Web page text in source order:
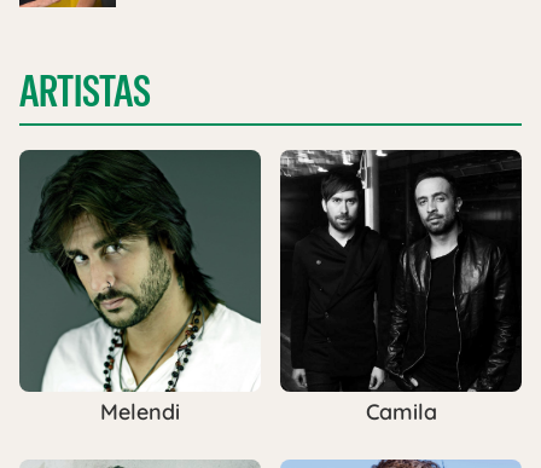
ARTISTAS
Melendi Camila